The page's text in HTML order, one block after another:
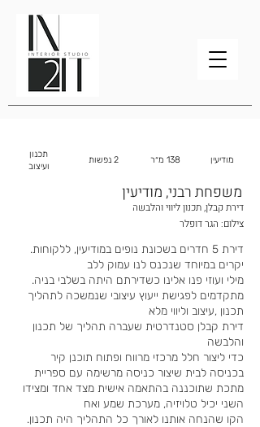
תכנון
ועיצוב
2 נפשות 138 מ״ר מודיעין
משפחת רבני, מודיעין
צילום: הגר דופלר
דירת קבלן, תכנון ליווי והלבשה
.דירת 5 חדרים בשכונת נופים במודיעין, ללקוחות
יקרים במיוחד שנכנס לנו עמוק ללב
.מילי ועוזי פנו אלינו כשדירתם היתה בשלבי בניה
מתקדמים לפגישת ייעוץ עיצובי שנמשכה לתהליך
תכנון ,עיצוב וליווי מלא
דירת קבלן סטנדרטית שעברה תהליך של תכנון
והלבשה
כדי ליצור חלל מרכזי מרווח ופתוח תוכנן קיר
בכניסה לבית שיצור כניסה מרשימה עם ספריית
מתכת שתוכננה בהתאמה אישית מצד אחד ומצידו
השני יכיל טלויזיה, מערכת שמע ואח
.הקו שהנחה אותנו לאורך כל התהליך היה תכנון